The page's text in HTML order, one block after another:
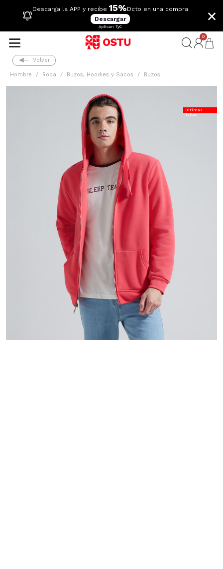
Descarga la APP y recibe 15%Dcto en una compra
Descargar
Aplican TyC
×
0
Volver
Hombre Ropa Buzos, Hoodies y Sacos Buzos
Últimas
Tallas